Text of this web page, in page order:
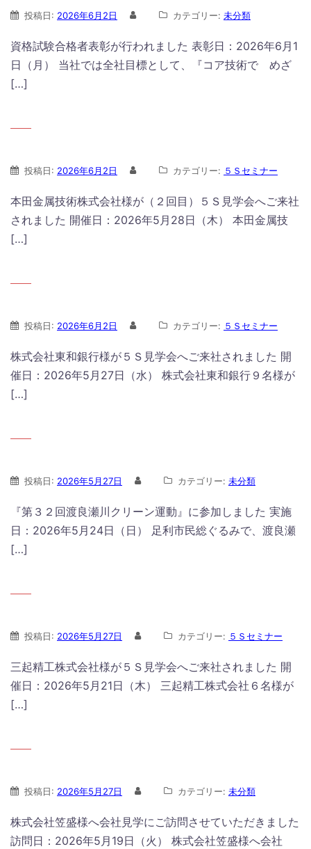
投稿日: 2026年6月2日 カテゴリー: 未分類
資格試験合格者表彰が行われました 表彰日：2026年6月1
日（月） 当社では全社目標として、『コア技術で めざ
[…]
投稿日: 2026年6月2日 カテゴリー: ５Ｓセミナー
本田金属技術株式会社様が（２回目）５Ｓ見学会へご来社
されました 開催日：2026年5月28日（木） 本田金属技
[…]
投稿日: 2026年6月2日 カテゴリー: ５Ｓセミナー
株式会社東和銀行様が５Ｓ見学会へご来社されました 開
催日：2026年5月27日（水） 株式会社東和銀行９名様が
[…]
投稿日: 2026年5月27日 カテゴリー: 未分類
『第３２回渡良瀬川クリーン運動』に参加しました 実施
日：2026年5月24日（日） 足利市民総ぐるみで、渡良瀬
[…]
投稿日: 2026年5月27日 カテゴリー: ５Ｓセミナー
三起精工株式会社様が５Ｓ見学会へご来社されました 開
催日：2026年5月21日（木） 三起精工株式会社６名様が
[…]
投稿日: 2026年5月27日 カテゴリー: 未分類
株式会社笠盛様へ会社見学にご訪問させていただきました
訪問日：2026年5月19日（火） 株式会社笠盛様へ会社